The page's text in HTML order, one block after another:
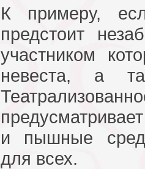
К примеру,
предстоит
участником
невеста, а
и пышные
для всех.